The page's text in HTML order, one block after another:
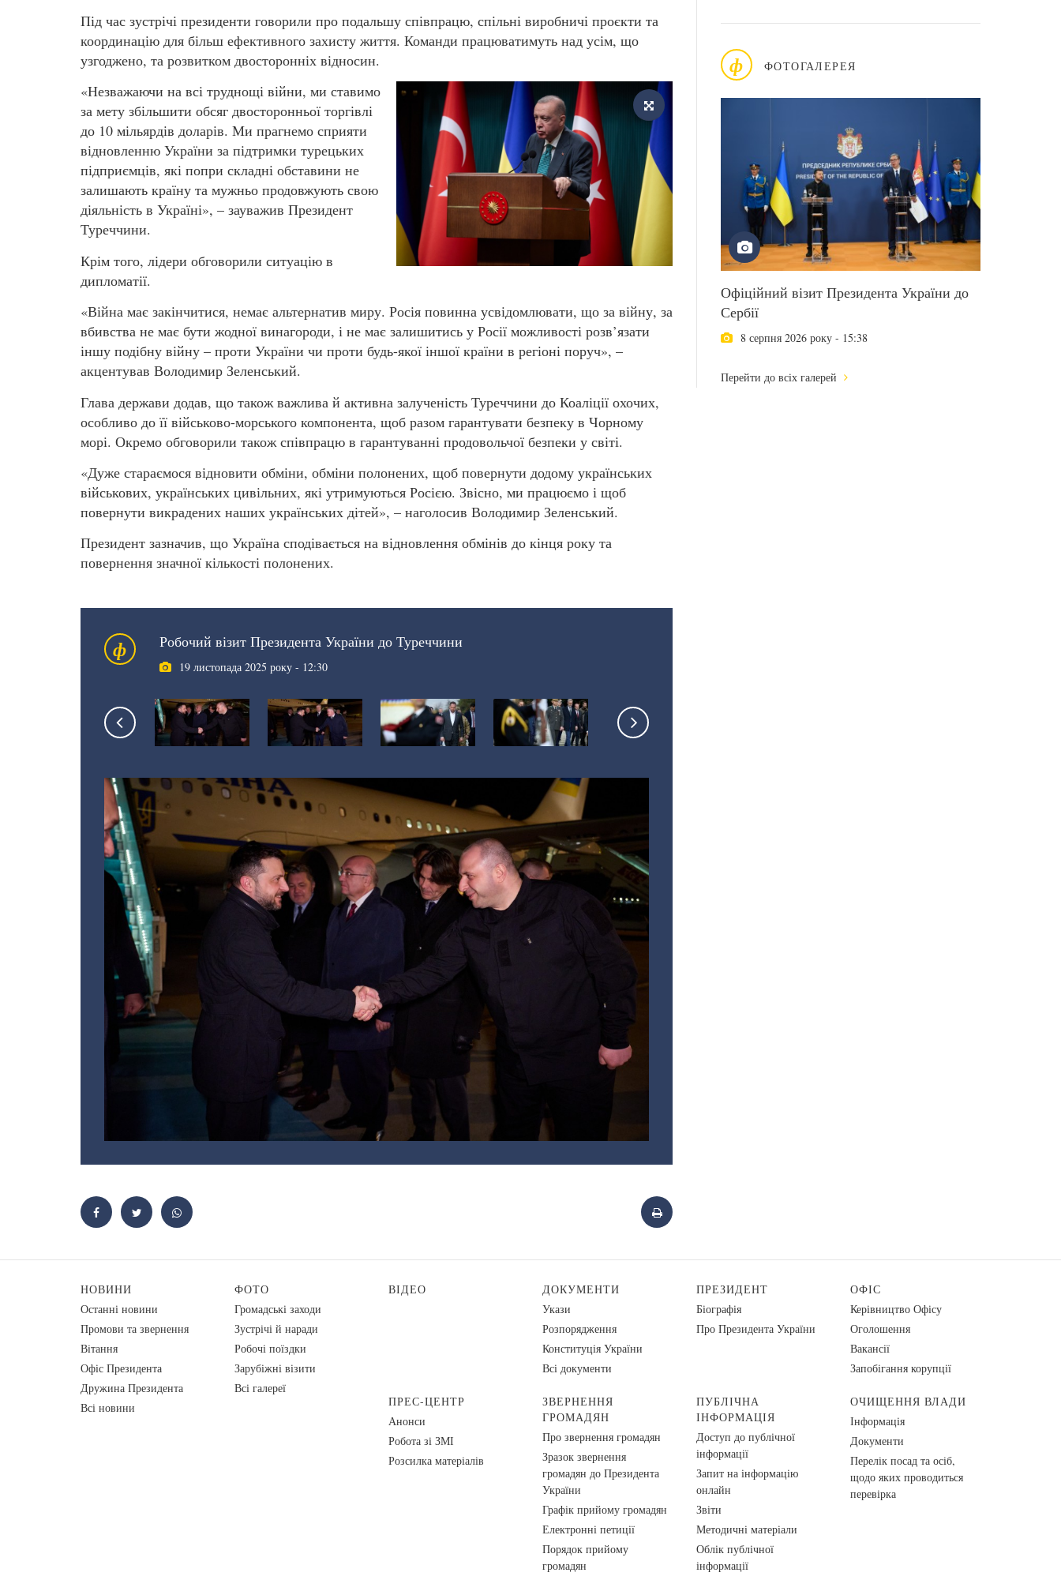
ф ФОТОГАЛЕРЕЯ
Офіційний візит Президента України до
Сербії
8 серпня 2026 року - 15:38
Перейти до всіх галерей
Під час зустрічі президенти говорили про подальшу співпрацю, спільні виробничі проєкти та
координацію для більш ефективного захисту життя. Команди працюватимуть над усім, що
узгоджено, та розвитком двосторонніх відносин.
«Незважаючи на всі труднощі війни, ми ставимо
за мету збільшити обсяг двосторонньої торгівлі
до 10 мільярдів доларів. Ми прагнемо сприяти
відновленню України за підтримки турецьких
підприємців, які попри складні обставини не
залишають країну та мужньо продовжують свою
діяльність в Україні», – зауважив Президент
Туреччини.
Крім того, лідери обговорили ситуацію в
дипломатії.
«Війна має закінчитися, немає альтернатив миру. Росія повинна усвідомлювати, що за війну, за
вбивства не має бути жодної винагороди, і не має залишитись у Росії можливості розв’язати
іншу подібну війну – проти України чи проти будь-якої іншої країни в регіоні поруч», –
акцентував Володимир Зеленський.
Глава держави додав, що також важлива й активна залученість Туреччини до Коаліції охочих,
особливо до її військово-морського компонента, щоб разом гарантувати безпеку в Чорному
морі. Окремо обговорили також співпрацю в гарантуванні продовольчої безпеки у світі.
«Дуже стараємося відновити обміни, обміни полонених, щоб повернути додому українських
військових, українських цивільних, які утримуються Росією. Звісно, ми працюємо і щоб
повернути викрадених наших українських дітей», – наголосив Володимир Зеленський.
Президент зазначив, що Україна сподівається на відновлення обмінів до кінця року та
повернення значної кількості полонених.
ф Робочий візит Президента України до Туреччини
19 листопада 2025 року - 12:30
НОВИНИ
Останні новини
Промови та звернення
Вiтання
Офіс Президента
Дружина Президента
Всі новини
ФОТО
Громадські заходи
Зустрічі й наради
Робочі поїздки
Зарубіжні візити
Всі галереї
ВІДЕО
ДОКУМЕНТИ
Укази
Розпорядження
Конституція України
Всі документи
ПРЕЗИДЕНТ
Біографія
Про Президента України
ОФІС
Керівництво Офісу
Оголошення
Вакансії
Запобігання корупції
ПРЕС-ЦЕНТР
Анонси
Робота зі ЗМІ
Розсилка матеріалів
ЗВЕРНЕННЯ
ГРОМАДЯН
Про звернення громадян
Зразок звернення
громадян до Президента
України
Графік прийому громадян
Електронні петиції
Порядок прийому
громадян
ПУБЛІЧНА
ІНФОРМАЦІЯ
Доступ до публічної
інформації
Запит на інформацію
онлайн
Звіти
Методичні матеріали
Облік публічної
інформації
ОЧИЩЕННЯ ВЛАДИ
Інформація
Документи
Перелік посад та осіб,
щодо яких проводиться
перевірка